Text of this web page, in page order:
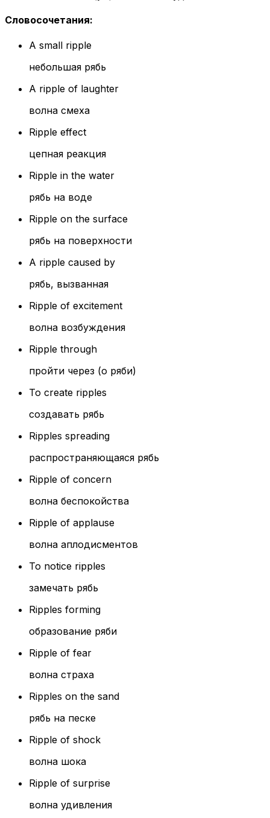
Словосочетания:
A small ripple
небольшая рябь
A ripple of laughter
волна смеха
Ripple effect
цепная реакция
Ripple in the water
рябь на воде
Ripple on the surface
рябь на поверхности
A ripple caused by
рябь, вызванная
Ripple of excitement
волна возбуждения
Ripple through
пройти через (о ряби)
To create ripples
создавать рябь
Ripples spreading
распространяющаяся рябь
Ripple of concern
волна беспокойства
Ripple of applause
волна аплодисментов
To notice ripples
замечать рябь
Ripples forming
образование ряби
Ripple of fear
волна страха
Ripples on the sand
рябь на песке
Ripple of shock
волна шока
Ripple of surprise
волна удивления